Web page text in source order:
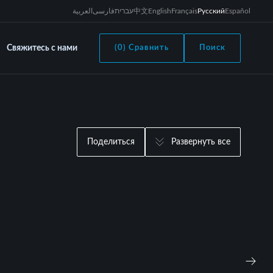
العربية فارسیעברית中文EnglishFrançaisРусскийEspañol
Свяжитесь с нами (0) Сравнить Поиск
Поделиться Развернуть все